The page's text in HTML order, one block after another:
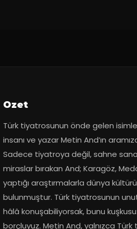
Ozet
Türk tiyatrosunun önde gelen
insanı ve yazar Metin And’ın
Sadece tiyatroya değil, sahne
miraslar bırakan And; Karagöz,
yaptığı araştırmalarla dünya
bulunmuştur. Türk tiyatrosunun
hâlâ konuşabiliyorsak, bunu
borçluyuz. Metin And, yalnızca Türk